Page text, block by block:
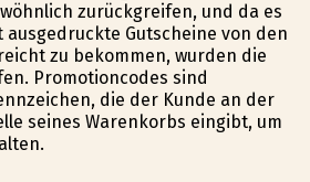
zurückgreifen, und da es
Gutscheine von den
zu bekommen, wurden die
Promotioncodes sind
die der Kunde an der
seines Warenkorbs eingibt, um